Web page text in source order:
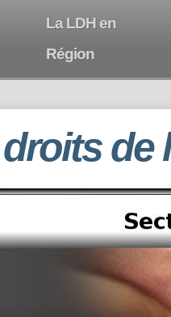
La LDH en
Région
de